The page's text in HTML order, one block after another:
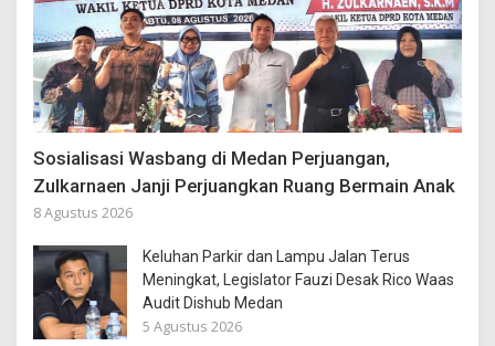
Sosialisasi Wasbang di Medan Perjuangan,
Zulkarnaen Janji Perjuangkan Ruang Bermain Anak
8 Agustus 2026
Keluhan Parkir dan Lampu Jalan Terus
Meningkat, Legislator Fauzi Desak Rico Waas
Audit Dishub Medan
5 Agustus 2026